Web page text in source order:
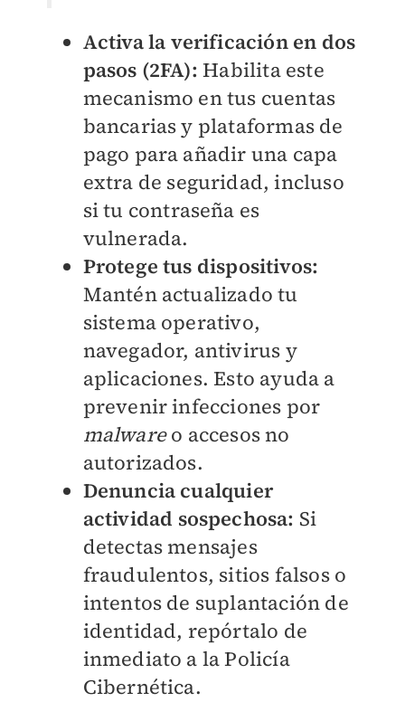
Activa la verificación en dos
pasos (2FA): Habilita este
mecanismo en tus cuentas
bancarias y plataformas de
pago para añadir una capa
extra de seguridad, incluso
si tu contraseña es
vulnerada.
Protege tus dispositivos:
Mantén actualizado tu
sistema operativo,
navegador, antivirus y
aplicaciones. Esto ayuda a
prevenir infecciones por
malwareo accesos no
autorizados.
Denuncia cualquier
actividad sospechosa: Si
detectas mensajes
fraudulentos, sitios falsos o
intentos de suplantación de
identidad, repórtalo de
inmediato a la Policía
Cibernética.